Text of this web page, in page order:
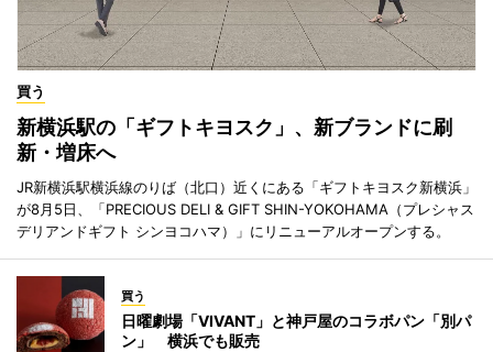
買う
新横浜駅の「ギフトキヨスク」、新ブランドに刷
新・増床へ
JR新横浜駅横浜線のりば（北口）近くにある「ギフトキヨスク新横浜」
が8月5日、「PRECIOUS DELI & GIFT SHIN-YOKOHAMA（プレシャス
デリアンドギフト シンヨコハマ）」にリニューアルオープンする。
買う
日曜劇場「VIVANT」と神戸屋のコラボパン「別パ
ン」 横浜でも販売